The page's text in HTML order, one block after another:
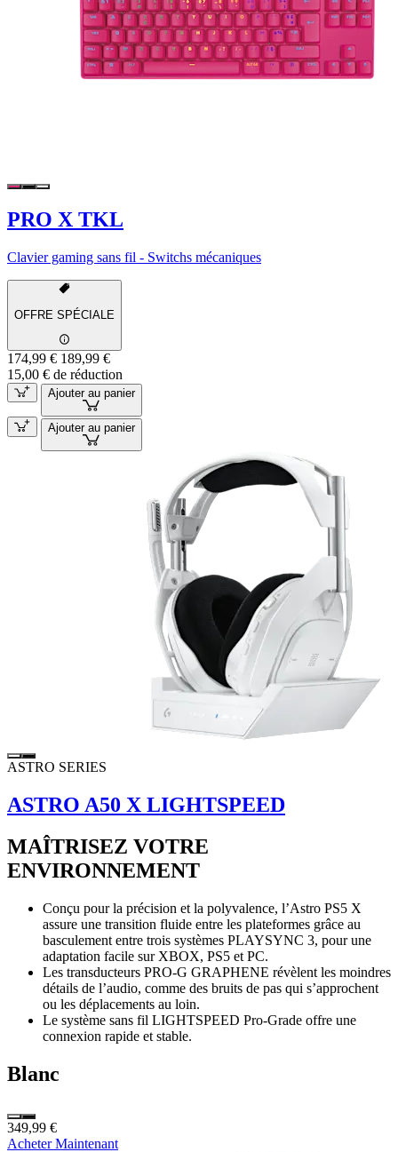
PRO X TKL
Clavier gaming sans fil - Switchs mécaniques
OFFRE SPÉCIALE
174,99 € 189,99 €
15,00 € de réduction
Ajouter au panier
Ajouter au panier
ASTRO SERIES
ASTRO A50 X LIGHTSPEED
MAÎTRISEZ VOTRE
ENVIRONNEMENT
Conçu pour la précision et la polyvalence, l’Astro PS5 X
assure une transition fluide entre les plateformes grâce au
basculement entre trois systèmes PLAYSYNC 3, pour une
adaptation facile sur XBOX, PS5 et PC.
Les transducteurs PRO-G GRAPHENE révèlent les moindres
détails de l’audio, comme des bruits de pas qui s’approchent
ou les déplacements au loin.
Le système sans fil LIGHTSPEED Pro-Grade offre une
connexion rapide et stable.
Blanc
349,99 €
Acheter Maintenant